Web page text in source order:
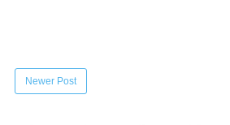
Newer Post